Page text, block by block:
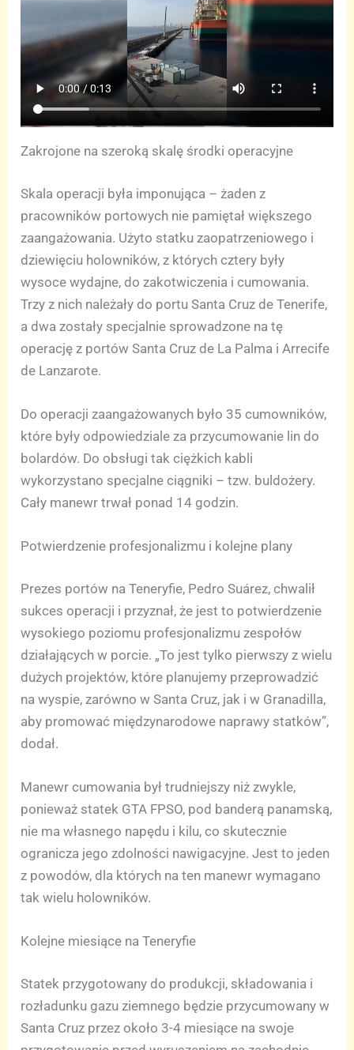
Zakrojone na szeroką skalę środki operacyjne
Skala operacji była imponująca – żaden z
pracowników portowych nie pamiętał większego
zaangażowania. Użyto statku zaopatrzeniowego i
dziewięciu holowników, z których cztery były
wysoce wydajne, do zakotwiczenia i cumowania.
Trzy z nich należały do portu Santa Cruz de Tenerife,
a dwa zostały specjalnie sprowadzone na tę
operację z portów Santa Cruz de La Palma i Arrecife
de Lanzarote.
Do operacji zaangażowanych było 35 cumowników,
które były odpowiedziale za przycumowanie lin do
bolardów. Do obsługi tak ciężkich kabli
wykorzystano specjalne ciągniki – tzw. buldożery.
Cały manewr trwał ponad 14 godzin.
Potwierdzenie profesjonalizmu i kolejne plany
Prezes portów na Teneryfie, Pedro Suárez, chwalił
sukces operacji i przyznał, że jest to potwierdzenie
wysokiego poziomu profesjonalizmu zespołów
działających w porcie. „To jest tylko pierwszy z wielu
dużych projektów, które planujemy przeprowadzić
na wyspie, zarówno w Santa Cruz, jak i w Granadilla,
aby promować międzynarodowe naprawy statków”,
dodał.
Manewr cumowania był trudniejszy niż zwykle,
ponieważ statek GTA FPSO, pod banderą panamską,
nie ma własnego napędu i kilu, co skutecznie
ogranicza jego zdolności nawigacyjne. Jest to jeden
z powodów, dla których na ten manewr wymagano
tak wielu holowników.
Kolejne miesiące na Teneryfie
Statek przygotowany do produkcji, składowania i
rozładunku gazu ziemnego będzie przycumowany w
Santa Cruz przez około 3-4 miesiące na swoje